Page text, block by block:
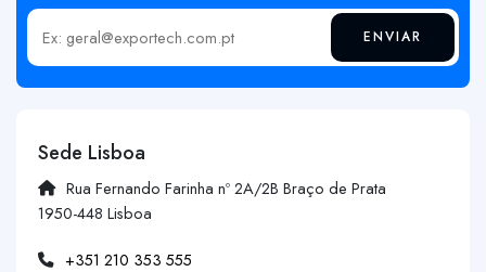
Insira o seu email ENVIAR
Sede Lisboa
Rua Fernando Farinha nº 2A/2B Braço de Prata
1950-448 Lisboa
+351 210 353 555